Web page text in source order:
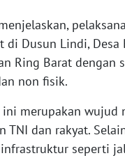
di Dusun Lindi, Desa
Ring Barat dengan
non fisik.
ini merupakan wujud
TNI dan rakyat.
seperti